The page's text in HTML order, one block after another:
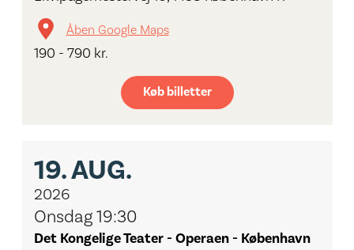
Åben Google Maps
190 - 790 kr.
Køb billetter
19.AUG.
2026
Onsdag 19:30
Det Kongelige Teater - Operaen - København